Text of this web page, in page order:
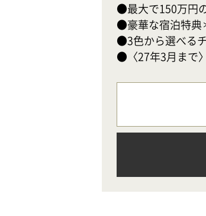
●最大で150万円
●豪華な宿泊特典
●3色から選べる
●〈27年3月まで